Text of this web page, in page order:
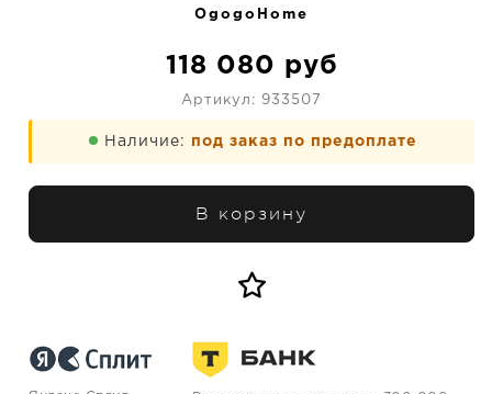
OgogoHome
118 080 руб
Артикул: 933507
Наличие: под заказ по предоплате
В корзину